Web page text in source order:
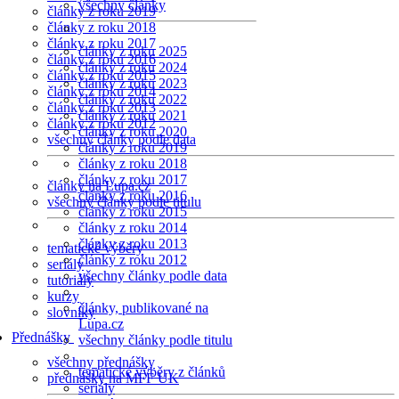
články z roku 2019
články z roku 2018
články z roku 2017
články z roku 2016
články z roku 2015
články z roku 2014
články z roku 2013
články z roku 2012
všechny články podle data
články na Lupa.cz
všechny články podle titulu
tematické výběry
seriály
tutoriály
kurzy
slovníky
Přednášky
všechny přednášky
přednášky na MFF UK
všechny články
články z roku 2025
články z roku 2024
články z roku 2023
články z roku 2022
články z roku 2021
články z roku 2020
články z roku 2019
články z roku 2018
články z roku 2017
články z roku 2016
články z roku 2015
články z roku 2014
články z roku 2013
články z roku 2012
všechny články podle data
články, publikované na
Lupa.cz
všechny články podle titulu
tematické výběry z článků
seriály